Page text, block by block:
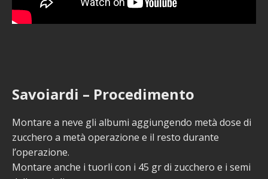
Savoiardi – Procedimento
Montare a neve gli albumi aggiungendo metà dose di
zucchero a metà operazione e il resto durante
l’operazione.
Montare anche i tuorli con i 45 gr di zucchero e i semi